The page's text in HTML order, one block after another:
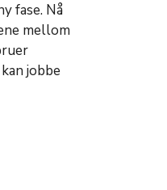
fase. Nå
mellom
jobbe